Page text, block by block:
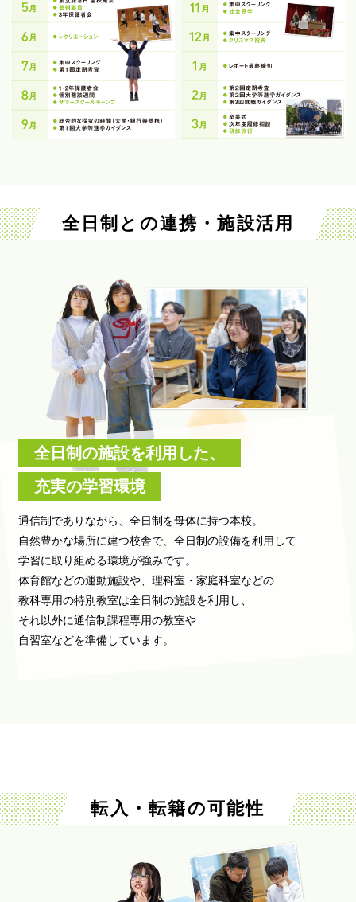
全日制との連携・施設活用
全日制の施設を利用した、
充実の学習環境
通信制でありながら、全日制を母体に持つ本校。
自然豊かな場所に建つ校舎で、全日制の設備を利用して
学習に取り組める環境が強みです。
体育館などの運動施設や、理科室・家庭科室などの
教科専用の特別教室は全日制の施設を利用し、
それ以外に通信制課程専用の教室や
自習室などを準備しています。
転入・転籍の可能性